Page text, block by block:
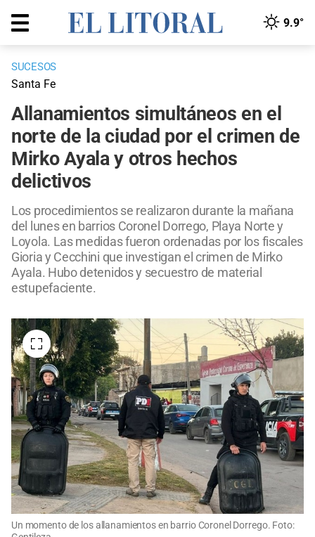
9.9°
SUCESOS
Santa Fe
Allanamientos simultáneos en el
norte de la ciudad por el crimen de
Mirko Ayala y otros hechos
delictivos
Los procedimientos se realizaron durante la mañana
del lunes en barrios Coronel Dorrego, Playa Norte y
Loyola. Las medidas fueron ordenadas por los fiscales
Gioria y Cecchini que investigan el crimen de Mirko
Ayala. Hubo detenidos y secuestro de material
estupefaciente.
Un momento de los allanamientos en barrio Coronel Dorrego. Foto: